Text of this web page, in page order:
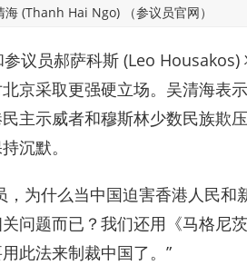
(Thanh Hai Ngo) （参议员官网）
议员郝萨科斯 (Leo Housakos)
京采取更强硬立场。吴清海表
主示威者和穆斯林少数民族欺
沉默。
为什么当中国迫害香港人民和
问题而已？我们还用《马格尼
此法来制裁中国了。”